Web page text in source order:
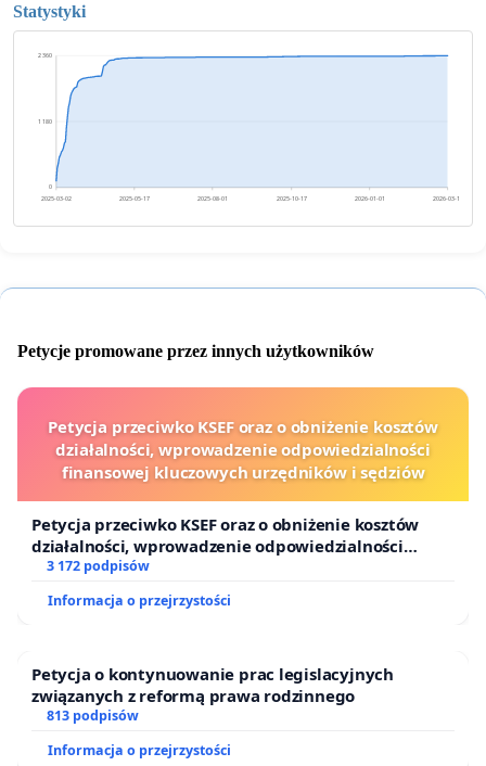
Statystyki
0
1 180
2 360
2025-03-02 2025-05-17 2025-08-01 2025-10-17 2026-01-01 2026-03-18
Petycje promowane przez innych użytkowników
Petycja przeciwko KSEF oraz o obniżenie kosztów
działalności, wprowadzenie odpowiedzialności
finansowej kluczowych urzędników i sędziów
Petycja przeciwko KSEF oraz o obniżenie kosztów
działalności, wprowadzenie odpowiedzialności
finansowej kluczowych urzędników i sędziów
3 172 podpisów
Informacja o przejrzystości
Petycja o kontynuowanie prac legislacyjnych
związanych z reformą prawa rodzinnego
813 podpisów
Informacja o przejrzystości